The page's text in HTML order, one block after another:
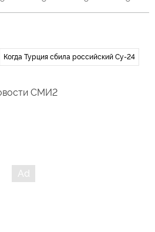
Когда Турция сбила российский Су-24
СМИ2